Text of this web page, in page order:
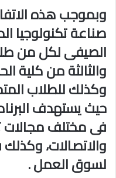
وبموجب هذه
صناعة تكنولوجيا
الصيفى لكل من
والثالثة من كلية
وكذلك للطلاب
حيث يستهدف
فى مختلف مجالات
والاتصالات،
لسوق العمل .